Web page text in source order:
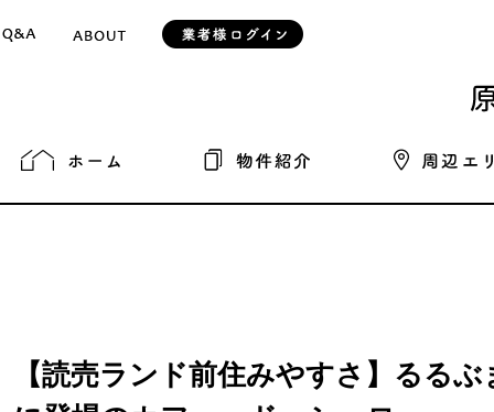
【読売ランド前住みやすさ】るる